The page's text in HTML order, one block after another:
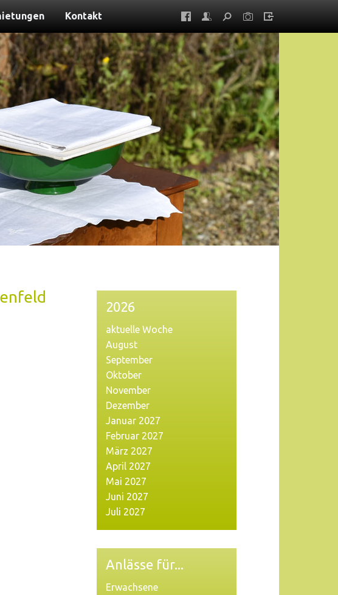
Kontakt
2026
aktuelle Woche
August
September
Oktober
November
Dezember
Januar 2027
Februar 2027
März 2027
April 2027
Mai 2027
Juni 2027
Juli 2027
Anlässe für...
Erwachsene